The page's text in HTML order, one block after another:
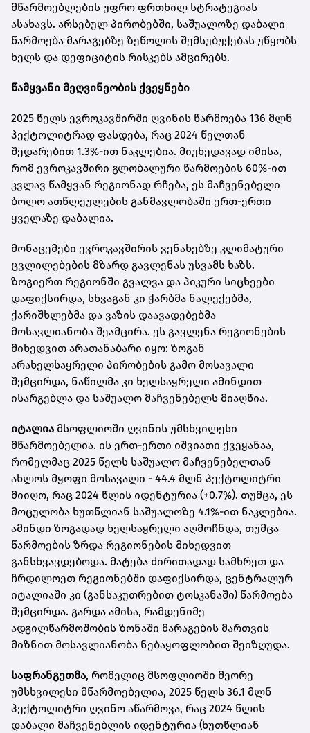
მწარმოებლების უფრო ფრთხილ სტრატეგიას
ასახავს. არსებულ პირობებში, საშუალოზე დაბალი
წარმოება მარაგებზე ზეწოლის შემსუბუქებას უწყობს
ხელს და დეფიციტის რისკებს ამცირებს.
წამყვანი მეღვინეობის ქვეყნები
2025 წელს ევროკავშირში ღვინის წარმოება 136 მლნ
ჰექტოლიტრად ფასდება, რაც 2024 წელთან
შედარებით 1.3%-ით ნაკლებია. მიუხედავად იმისა,
რომ ევროკავშირი გლობალური წარმოების 60%-ით
კვლავ წამყვან რეგიონად რჩება, ეს მაჩვენებელი
ბოლო ათწლეულების განმავლობაში ერთ-ერთი
ყველაზე დაბალია.
მონაცემები ევროკავშირის ვენახებზე კლიმატური
ცვლილებების მზარდ გავლენას უსვამს ხაზს.
ზოგიერთ რეგიონში გვალვა და პიკური სიცხეები
დაფიქსირდა, სხვაგან კი ჭარბმა ნალექებმა,
ქარიშხლებმა და ვაზის დაავადებებმა
მოსავლიანობა შეამცირა. ეს გავლენა რეგიონების
მიხედვით არათანაბარი იყო: ზოგან
არახელსაყრელი პირობების გამო მოსავალი
შემცირდა, ნაწილმა კი ხელსაყრელი ამინდით
ისარგებლა და საშუალო მაჩვენებელს მიაღწია.
იტალია მსოფლიოში ღვინის უმსხვილესი
მწარმოებელია. ის ერთ-ერთი იშვიათი ქვეყანაა,
რომელმაც 2025 წელს საშუალო მაჩვენებელთან
ახლოს მყოფი მოსავალი - 44.4 მლნ ჰექტოლიტრი
მიიღო, რაც 2024 წლის იდენტურია (+0.7%). თუმცა, ეს
მოცულობა ხუთწლიან საშუალოზე 4.1%-ით ნაკლებია.
ამინდი ზოგადად ხელსაყრელი აღმოჩნდა, თუმცა
წარმოების ზრდა რეგიონების მიხედვით
განსხვავდებოდა. მატება ძირითადად სამხრეთ და
ჩრდილოეთ რეგიონებში დაფიქსირდა, ცენტრალურ
იტალიაში კი (განსაკუთრებით ტოსკანაში) წარმოება
შემცირდა. გარდა ამისა, რამდენიმე
ადგილწარმოშობის ზონაში მარაგების მართვის
მიზნით მოსავლიანობა ნებაყოფლობით შეიზღუდა.
საფრანგეთმა, რომელიც მსოფლიოში მეორე
უმსხვილესი მწარმოებელია, 2025 წელს 36.1 მლნ
ჰექტოლიტრი ღვინო აწარმოვა, რაც 2024 წლის
დაბალი მაჩვენებლის იდენტურია (ხუთწლიან